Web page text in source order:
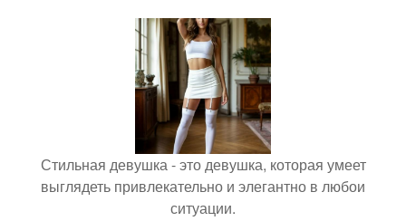
Стильная девушка - это девушка, которая умеет
выглядеть привлекательно и элегантно в любои
ситуации.